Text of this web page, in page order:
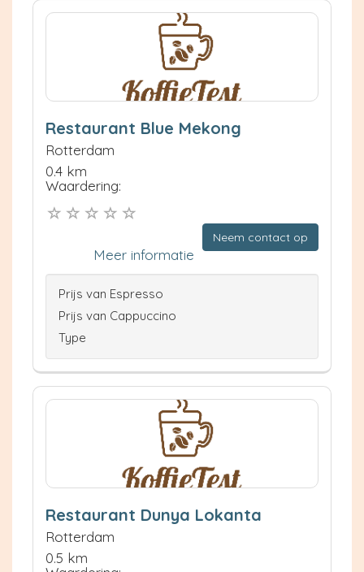
Restaurant Blue Mekong
Rotterdam
0.4 km
Waardering:
Neem contact op
Meer informatie
Prijs van Espresso
Prijs van Cappuccino
Type
Restaurant Dunya Lokanta
Rotterdam
0.5 km